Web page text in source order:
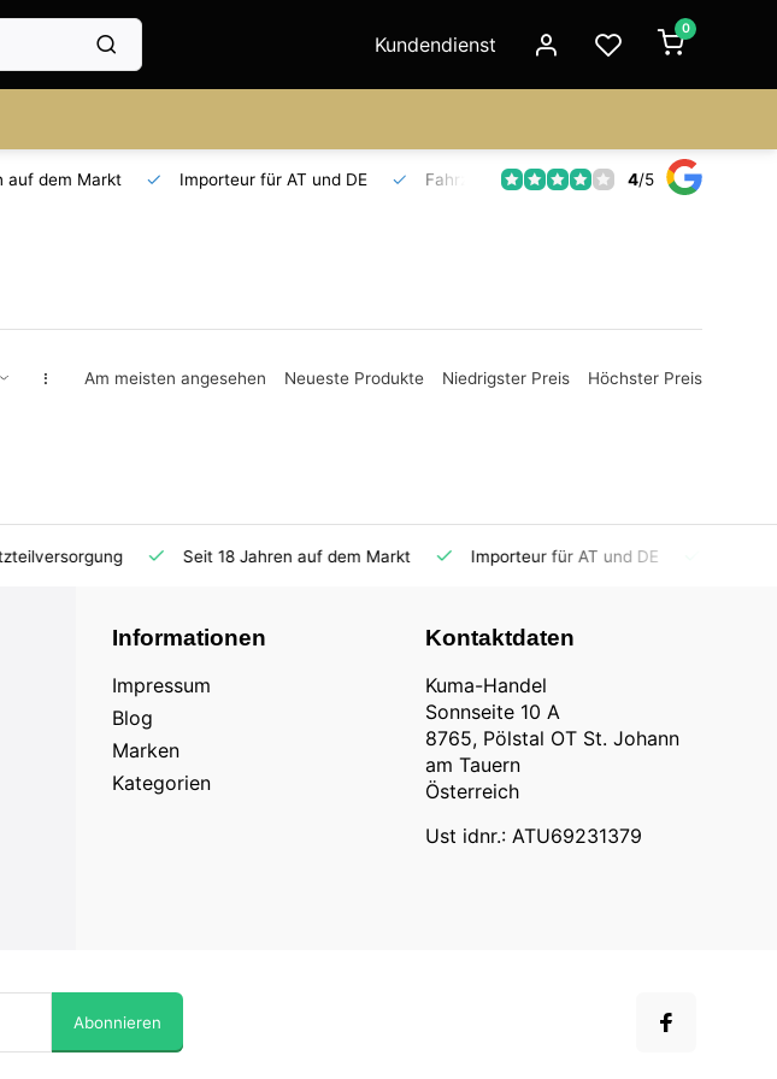
Kundendienst
0
für AT und DE Fahrzeuge auf Lager Ersatzteilversorgung Seit 18
4/5
Am meisten angesehen Neueste Produkte Niedrigster Preis Höchster Preis
Jahren auf dem Markt Importeur für AT und DE Fahrzeuge auf Lager
Informationen
Impressum
Blog
Marken
Kategorien
Kontaktdaten
Kuma-Handel
Sonnseite 10 A
8765, Pölstal OT St. Johann
am Tauern
Österreich
Ust idnr.: ATU69231379
Abonnieren